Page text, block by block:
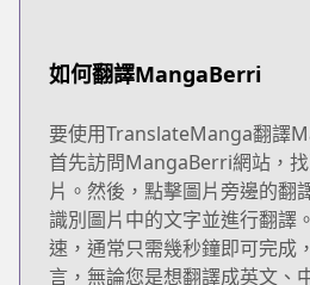
如何翻譯MangaBerri
要使用TranslateManga翻譯
首先訪問MangaBerri網站，
片。然後，點擊圖片旁邊的翻
識別圖片中的文字並進行翻譯
速，通常只需幾秒鐘即可完成
言，無論您是想翻譯成英文、